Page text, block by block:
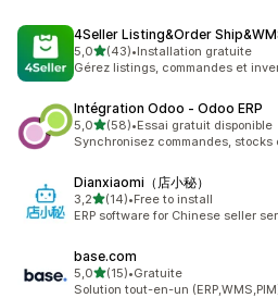
4Seller Listing&Order
5,0étoile(s) sur 5
(43)
43 avis au total
•Installation gratuite
Gérez listings, commandes et
Intégration Odoo ‑ Odoo ERP
5,0étoile(s) sur 5
(58)
58 avis au total
•Essai gratuit disponible
Synchronisez commandes,
Dianxiaomi（店小秘）
3,2étoile(s) sur 5
(14)
14 avis au total
•Free to install
ERP software for Chinese seller
base.com
5,0étoile(s) sur 5
(15)
15 avis au total
•Gratuite
Solution tout-en-un